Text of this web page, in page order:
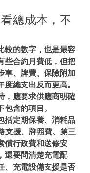
總成本，不
較的數字，也是最容
些合約月費低，但把
車、牌費、保險附加
總支出反而更高。
，應要求供應商明確
含的項目。
括定期保養、消耗品
支援、牌照費、第三
償行政費和送修安
還要問清楚充電配
、充電設備支援是否